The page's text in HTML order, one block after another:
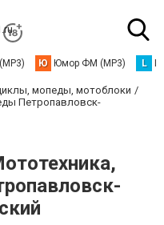
Ю Юмор ФМ (MP3) L
мопеды, мотоблоки
Петропавловск-